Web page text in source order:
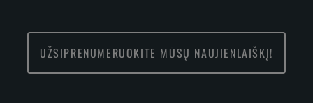
UŽSIPRENUMERUOKITE MŪSŲ NAUJIENLAIŠKĮ!